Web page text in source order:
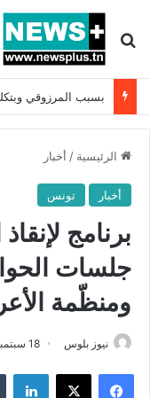
بحث عن
الرئيسية / أخبار
أخبار تونس
برنامج
جلسات
ومنظّمة
نيوز بلوس 18 سبتمبر، 2020
فيسبوك X